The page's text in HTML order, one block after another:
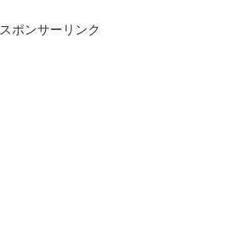
スポンサーリンク